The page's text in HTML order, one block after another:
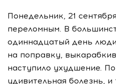
Понедельник, 21
переломным. В
одиннадцатый день
на поправку,
наступило ухудшение.
удивительная болезнь,